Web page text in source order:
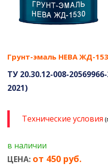
Грунт-эмаль НЕВА ЖД-
ТУ 20.30.12-008-
2021)
Технические условия
в наличии
ЦЕНА: от 450 руб.